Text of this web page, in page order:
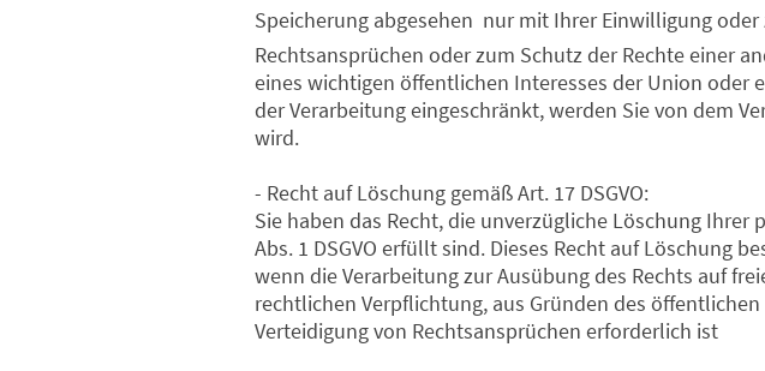
Speicherung abgesehen  nur mit Ihrer Einwilligung
Rechtsansprüchen oder zum Schutz der Rechte einer
eines wichtigen öffentlichen Interesses der Union oder
der Verarbeitung eingeschränkt, werden Sie von dem
wird.
- Recht auf Löschung gemäß Art. 17 DSGVO:
Sie haben das Recht, die unverzügliche Löschung
Abs. 1 DSGVO erfüllt sind. Dieses Recht auf Löschung
wenn die Verarbeitung zur Ausübung des Rechts auf
rechtlichen Verpflichtung, aus Gründen des
Verteidigung von Rechtsansprüchen erforderlich ist